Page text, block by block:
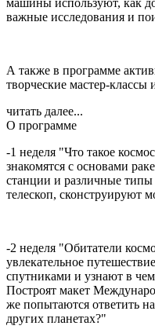
важные исследования и
А также в программе
творческие мастер-классы
читать далее...
О программе
-1 неделя "Что такое
знакомятся с основами
станции и различные типы
телескоп, сконструируют
-2 неделя "Обитатели
увлекательное
спутниками и узнают в
Построят макет
же попытаются ответить
других планетах?"